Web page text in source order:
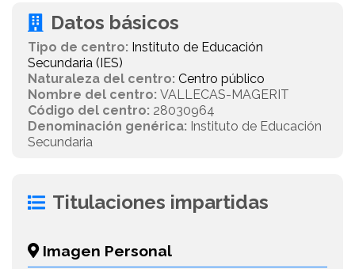
Datos básicos
Tipo de centro: Instituto de Educación
Secundaria (IES)
Naturaleza del centro: Centro público
Nombre del centro: VALLECAS-MAGERIT
Código del centro: 28030964
Denominación genérica: Instituto de Educación
Secundaria
Titulaciones impartidas
Imagen Personal